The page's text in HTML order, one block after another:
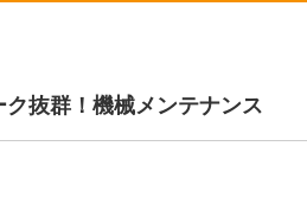
ク抜群！機械メンテナンス